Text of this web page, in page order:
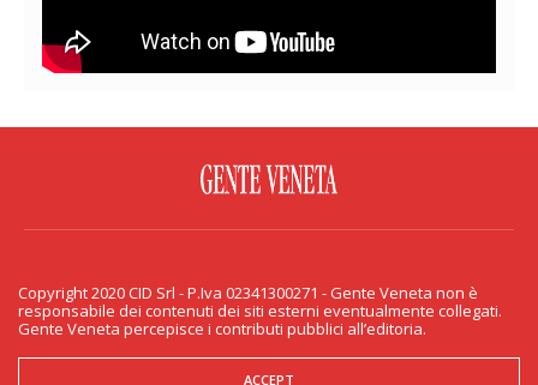
PRIVACY & COOKIE
Copyright 2020 CID Srl - P.Iva 02341300271 - Gente Veneta non è responsabile
dei contenuti dei siti esterni eventualmente collegati. Gente Veneta percepisce
i contributi pubblici all’editoria.
Copyright 2020 CID Srl - P.Iva 02341300271 - Gente Veneta non è
responsabile dei contenuti dei siti esterni eventualmente collegati.
Gente Veneta percepisce i contributi pubblici all’editoria.
ACCEPT